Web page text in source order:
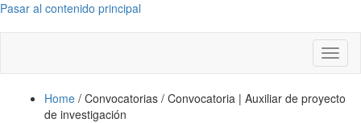
Pasar al contenido principal
Home / Convocatorias / Convocatoria | Auxiliar de proyecto
de investigación